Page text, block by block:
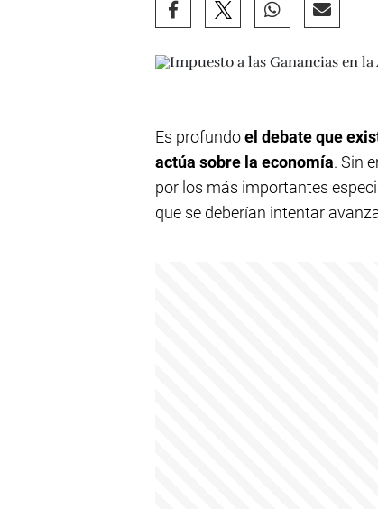
Es profundoel debate que
actúa sobre la economía. Sin
por los más importantes
que se deberían intentar